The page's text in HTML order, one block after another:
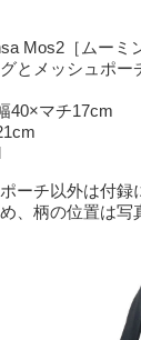
Mos2［ムーミ
とメッシュポー
40×マチ17cm
ーチ以外は付録
、柄の位置は写